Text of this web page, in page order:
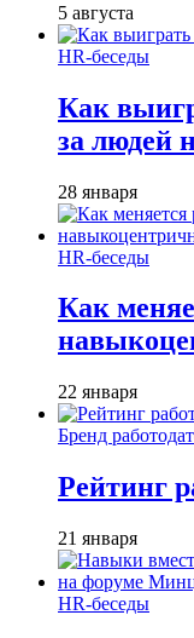
5 августа
HR-беседы
Как
за людей
28 января
HR-беседы
Как
22 января
Бренд
Рейтинг
21 января
HR-беседы